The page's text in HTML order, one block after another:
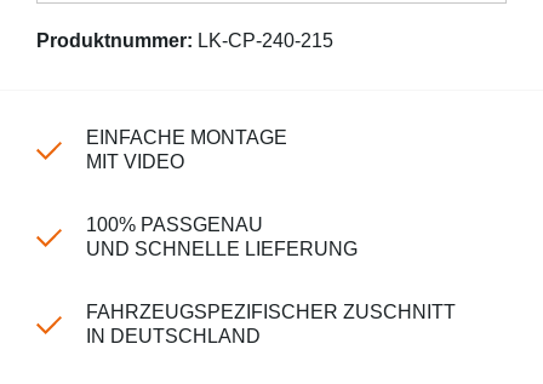
Produktnummer: LK-CP-240-215
EINFACHE MONTAGE
MIT VIDEO
100% PASSGENAU
UND SCHNELLE LIEFERUNG
FAHRZEUGSPEZIFISCHER ZUSCHNITT
IN DEUTSCHLAND